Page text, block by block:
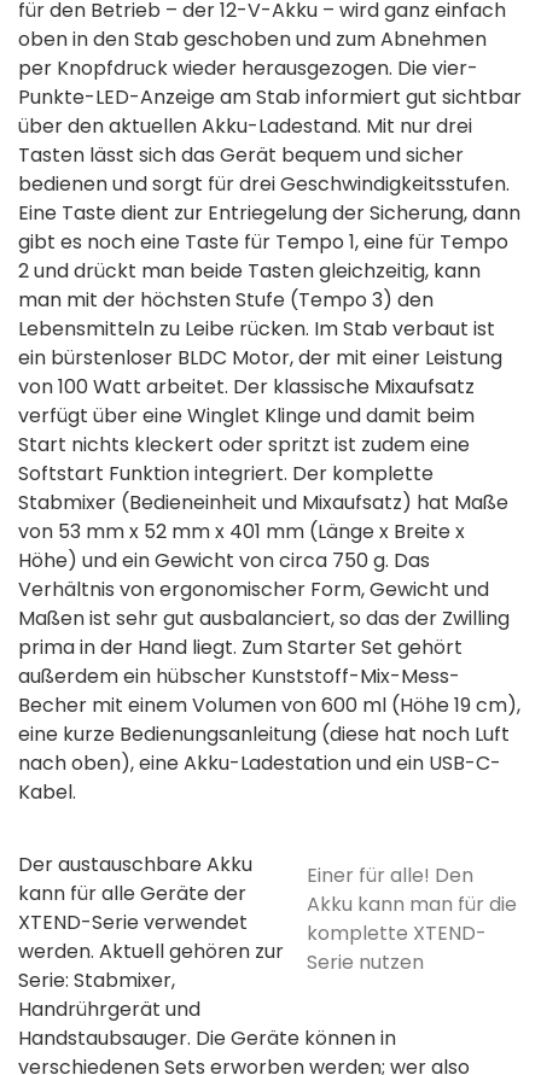
für den Betrieb – der 12-V-Akku – wird ganz einfach
oben in den Stab geschoben und zum Abnehmen
per Knopfdruck wieder herausgezogen. Die vier-
Punkte-LED-Anzeige am Stab informiert gut sichtbar
über den aktuellen Akku-Ladestand. Mit nur drei
Tasten lässt sich das Gerät bequem und sicher
bedienen und sorgt für drei Geschwindigkeitsstufen.
Eine Taste dient zur Entriegelung der Sicherung, dann
gibt es noch eine Taste für Tempo 1, eine für Tempo
2 und drückt man beide Tasten gleichzeitig, kann
man mit der höchsten Stufe (Tempo 3) den
Lebensmitteln zu Leibe rücken. Im Stab verbaut ist
ein bürstenloser BLDC Motor, der mit einer Leistung
von 100 Watt arbeitet. Der klassische Mixaufsatz
verfügt über eine Winglet Klinge und damit beim
Start nichts kleckert oder spritzt ist zudem eine
Softstart Funktion integriert. Der komplette
Stabmixer (Bedieneinheit und Mixaufsatz) hat Maße
von 53 mm x 52 mm x 401 mm (Länge x Breite x
Höhe) und ein Gewicht von circa 750 g. Das
Verhältnis von ergonomischer Form, Gewicht und
Maßen ist sehr gut ausbalanciert, so das der Zwilling
prima in der Hand liegt. Zum Starter Set gehört
außerdem ein hübscher Kunststoff-Mix-Mess-
Becher mit einem Volumen von 600 ml (Höhe 19 cm),
eine kurze Bedienungsanleitung (diese hat noch Luft
nach oben), eine Akku-Ladestation und ein USB-C-
Kabel.
Einer für alle! Den
Akku kann man für die
komplette XTEND-
Serie nutzen
Der austauschbare Akku
kann für alle Geräte der
XTEND-Serie verwendet
werden. Aktuell gehören zur
Serie: Stabmixer,
Handrührgerät und
Handstaubsauger. Die Geräte können in
verschiedenen Sets erworben werden; wer also